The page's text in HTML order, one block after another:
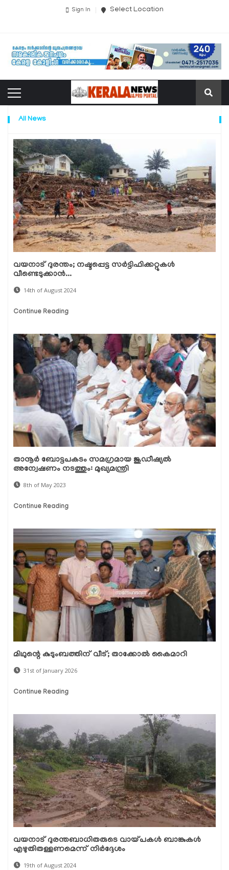
Sign In Select Location
All News
വയനാട് ദുരന്തം; നഷ്ടപ്പെട്ട സര്‍ട്ടിഫിക്കറ്റുകള്‍
വീണ്ടെടുക്കാന്‍...
14th of August 2024
Continue Reading
താനൂര്‍ ബോട്ടപകടം സമഗ്രമായ ജുഡീഷ്യല്‍
അന്വേഷണം നടത്തും: മുഖ്യമന്ത്രി
8th of May 2023
Continue Reading
മിഥുന്റെ കുടുംബത്തിന് വീട്; താക്കോൽ കൈമാറി
31st of January 2026
Continue Reading
വയനാട് ദുരന്തബാധിതരുടെ വായ്പകൾ ബാങ്കുകൾ
എഴുതിതള്ളണമെന്ന് നിർദ്ദേശം
19th of August 2024